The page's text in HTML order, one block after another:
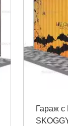
Гараж